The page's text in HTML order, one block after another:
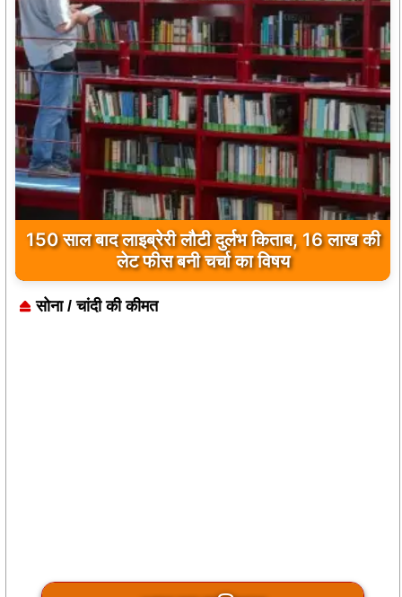
150 साल बाद लाइब्रेरी लौटी दुर्लभ किताब, 16 लाख की
लेट फीस बनी चर्चा का विषय
सोना / चांदी की कीमत